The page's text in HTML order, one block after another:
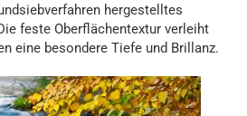
hergestelltes
feste Oberflächentextur verleiht
eine besondere Tiefe und Brillanz.